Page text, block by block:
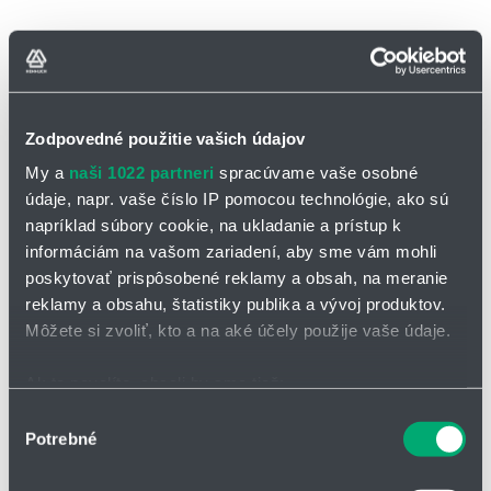
Zodpovedné použitie vašich údajov
My a naši 1022 partneri spracúvame vaše osobné
údaje, napr. vaše číslo IP pomocou technológie, ako sú
napríklad súbory cookie, na ukladanie a prístup k
informáciám na vašom zariadení, aby sme vám mohli
poskytovať prispôsobené reklamy a obsah, na meranie
reklamy a obsahu, štatistiky publika a vývoj produktov.
Môžete si zvoliť, kto a na aké účely použije vaše údaje.
polohe s presnosťou na niekoľko metrov
súhlasu
Potrebné
Plno guľôčkové lineárne vedenie HDR-SR/R/LR
koľajnice sú rezané na mieru, lineárne vedenie sa dodáva zo
skladu,
štandardom je aj lineárne vedenie s tesnením SS, s možnosťou
prispôsobenia pre náročnejšie aplikácie,
vysoká nosnosť a tuhosť vo všetkých smeroch vďaka
kontaktnému uhlu 45°,
možno dodať variant so šiestimi mazacími otvormi.